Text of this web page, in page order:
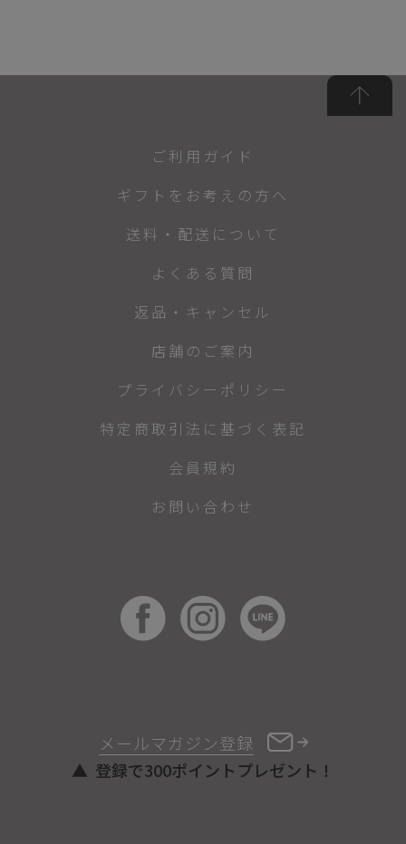
メールマガジン登録
登録で300ポイントプレゼント！
ご利用ガイド
ギフトをお考えの方へ
送料・配送について
よくある質問
返品・キャンセル
店舗のご案内
プライバシーポリシー
特定商取引法に基づく表記
会員規約
お問い合わせ